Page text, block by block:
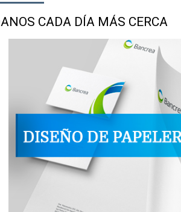
CADA DÍA MÁS CERCA